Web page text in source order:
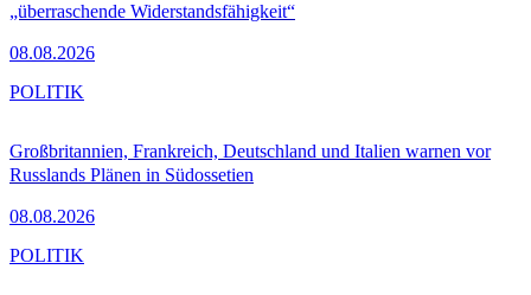
„überraschende Widerstandsfähigkeit“
08.08.2026
Großbritannien, Frankreich, Deutschland und Italien warnen vor
Russlands Plänen in Südossetien
08.08.2026
POLITIK
POLITIK